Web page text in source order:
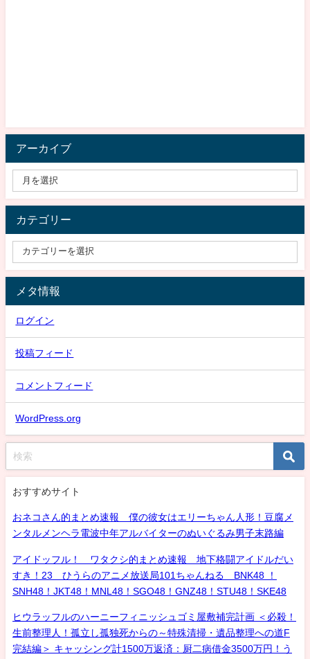
アーカイブ
カテゴリー
メタ情報
ログイン
投稿フィード
コメントフィード
WordPress.org
おすすめサイト
おネコさん的まとめ速報 僕の彼女はエリーちゃん人形！豆腐メ
ンタルメンヘラ電波中年アルバイターのぬいぐるみ男子末路編
アイドッフル！ ワタクシ的まとめ速報 地下格闘アイドルだい
すき！23 ひうらのアニメ放送局101ちゃんねる BNK48 ！
SNH48！JKT48！MNL48！SGO48！GNZ48！STU48！SKE48
ヒウラッフルのハーニーフィニッシュゴミ屋敷補完計画 ＜必殺！
生前整理人！孤立し孤独死からの～特殊清掃・遺品整理への道F
完結編＞ キャッシング計1500万返済：厨二病借金3500万円！う